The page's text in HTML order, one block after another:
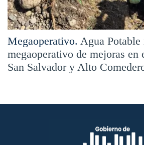
Megaoperativo. Agua
megaoperativo de mejoras en
San Salvador y Alto